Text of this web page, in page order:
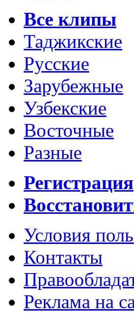
Все клипы
Таджикские
Русские
Зарубежные
Узбекские
Восточные
Разные
Регистрация
Условия
Контакты
Реклама на